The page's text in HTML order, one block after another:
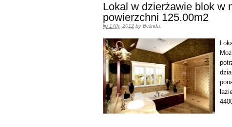
Lokal w dzierżawie blok w
powierzchni 125.00m2
lip 17th, 2012 by Belinda